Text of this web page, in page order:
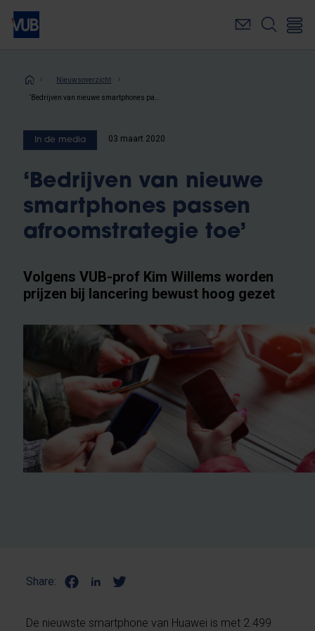
Overslaan
naar
inhoudKruimelpad
Nieuwsoverzicht
In de media 03 maart 2020
‘Bedrijven van nieuwe
smartphones passen
afroomstrategie toe’
Volgens VUB-prof Kim Willems worden
prijzen bij lancering bewust hoog gezet
Share:
De nieuwste smartphone van Huawei is met 2.499